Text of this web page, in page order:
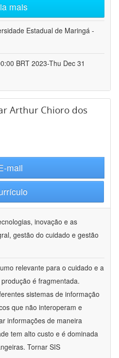
mais
Estadual de Maringá -
BRT 2023-Thu Dec 31
Arthur Chioro dos
mail
inovação e as
gestão do cuidado e gestão
relevante para o cuidado e a
é fragmentada.
sistemas de informação
que não interoperam e
informações de maneira
tem alto custo e é dominada
Tornar SIS